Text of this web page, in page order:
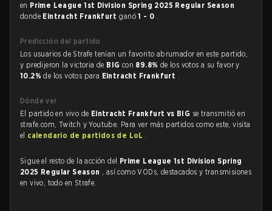
en Prime League 1st Division Spring 2025 Regular Season
donde Eintracht Frankfurt ganó1 - 0 .
Predicción del partido
Los usuarios de Strafe tenían un favorito abrumador en este partido,
y predijeron la victoria de BIG con 89.8% de los votos a su favor y
10.2%de los votos para Eintracht Frankfurt .
Dónde ver
El partido en vivo de Eintracht Frankfurt vs BIG se transmitió en
strafe.com, Twitch y Youtube. Para ver más partidos como este, visita
el calendario de partidos de LoL .
Sigue el resto de la acción del Prime League 1st Division Spring
2025 Regular Season , así como VODs, destacados y transmisiones
en vivo, todo en Strafe.